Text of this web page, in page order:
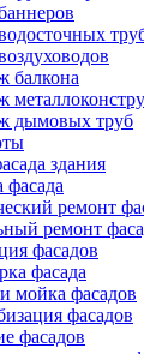
балкона
дымовых труб
здания
фасада
ремонт
ремонт
фасадов
фасада
мойка фасадов
фасадов
фасадов